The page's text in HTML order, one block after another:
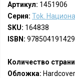
Артикул: 1451906
Серия: Tok.
SKU: 164838
ISBN:
Количество
Обложка: Hardcover